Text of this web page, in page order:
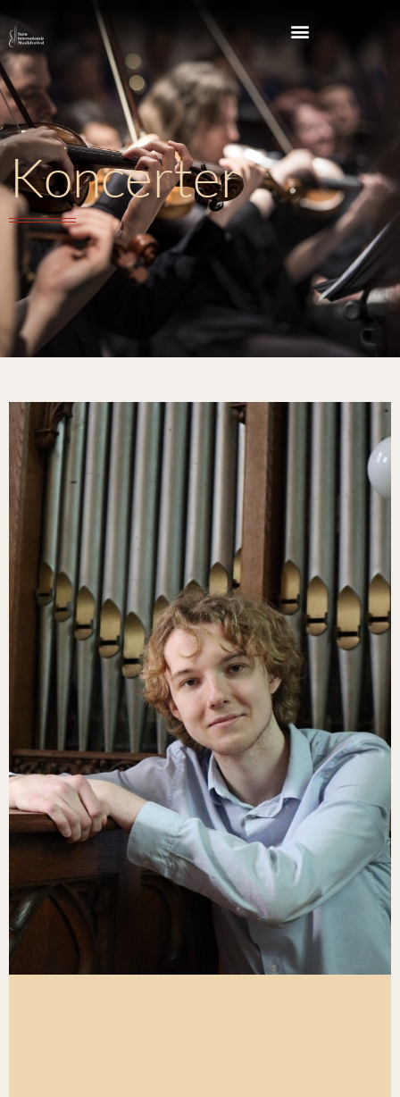
Koncerter